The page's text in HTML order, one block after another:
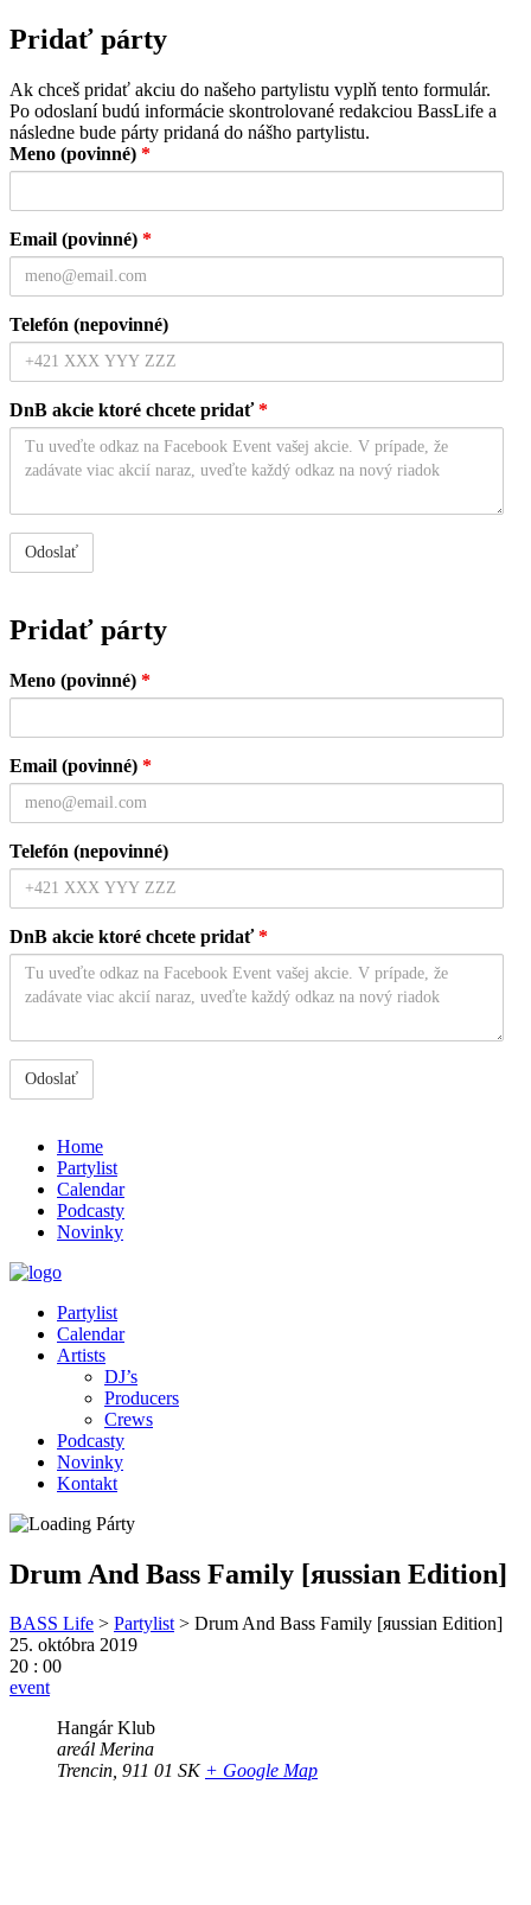
Pridať párty
Ak chceš pridať akciu do našeho partylistu vyplň tento formulár.
Po odoslaní budú informácie skontrolované redakciou BassLife a
následne bude párty pridaná do nášho partylistu.
Meno (povinné) *
Email (povinné) *
Telefón (nepovinné)
DnB akcie ktoré chcete pridať*
Pridať párty
Meno (povinné) *
Email (povinné) *
Telefón (nepovinné)
DnB akcie ktoré chcete pridať*
Home
Partylist
Calendar
Podcasty
Novinky
Partylist
Calendar
Artists
DJ’s
Producers
Crews
Podcasty
Novinky
Kontakt
Drum And Bass Family [яussian Edition]
BASS Life > Partylist> Drum And Bass Family [яussian Edition]
25. októbra 2019
20 : 00
event
Hangár Klub
areál Merina
Trencin, 911 01 SK + Google Map